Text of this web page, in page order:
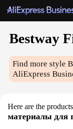
Bestway
Find more style
AliExpress
Here are the
материалы для